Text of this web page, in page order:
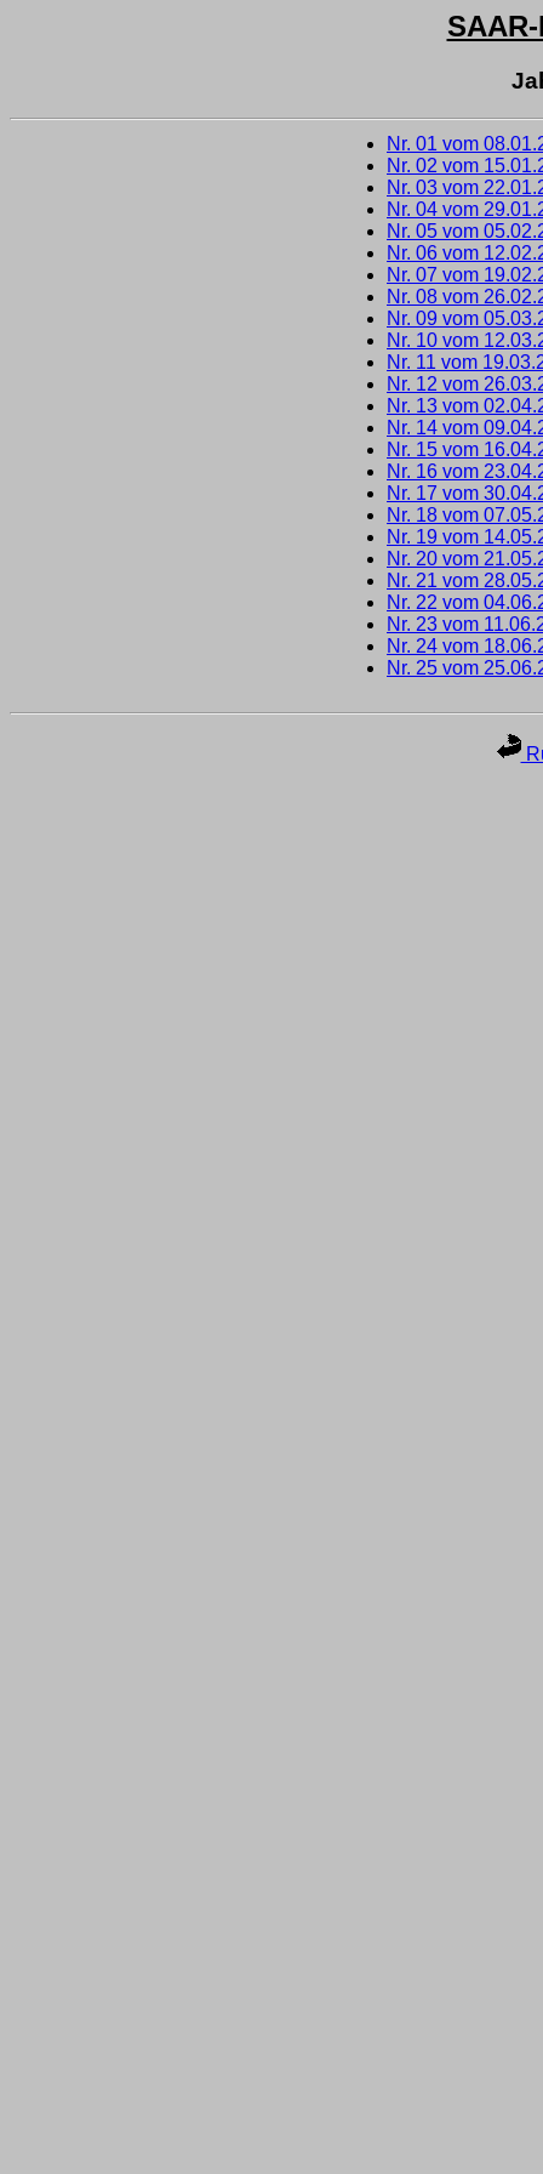
Nr. 01 vom
Nr. 02 vom
Nr. 03 vom
Nr. 04 vom
Nr. 05 vom
Nr. 06 vom
Nr. 07 vom
Nr. 08 vom
Nr. 09 vom
Nr. 10 vom
Nr. 11 vom
Nr. 12 vom
Nr. 13 vom
Nr. 14 vom
Nr. 15 vom
Nr. 16 vom
Nr. 17 vom
Nr. 18 vom
Nr. 19 vom
Nr. 20 vom
Nr. 21 vom
Nr. 22 vom
Nr. 23 vom
Nr. 24 vom
Nr. 25 vom